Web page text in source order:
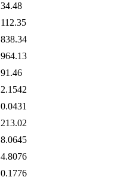
34.48
112.35
838.34
964.13
91.46
2.1542
0.0431
213.02
8.0645
4.8076
0.1776